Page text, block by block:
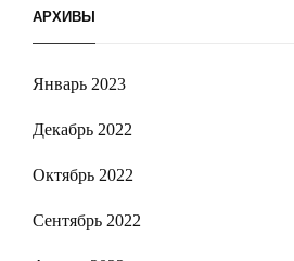
АРХИВЫ
Январь 2023
Декабрь 2022
Октябрь 2022
Сентябрь 2022